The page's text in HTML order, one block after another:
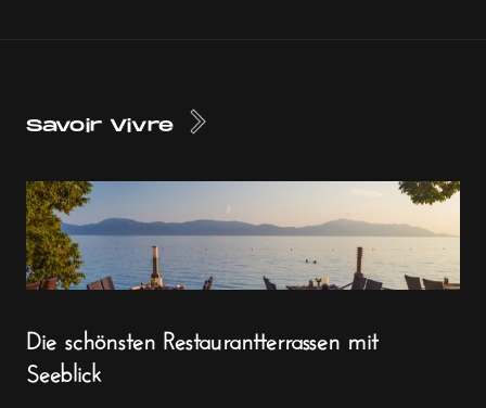
Savoir Vivre
Die schönsten Restaurantterrassen mit
Seeblick